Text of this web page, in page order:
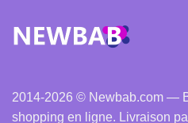
2014-2026 © Newbab.com —
shopping en ligne. Livraison